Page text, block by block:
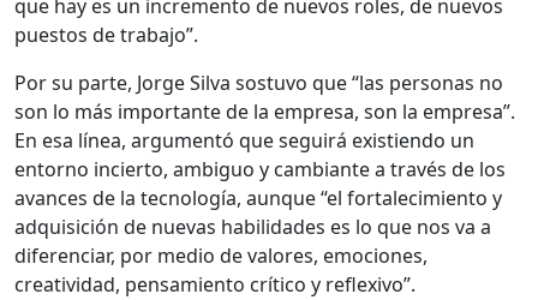
que hay es un incremento de nuevos roles, de nuevos
puestos de trabajo”.
Por su parte, Jorge Silva sostuvo que “las personas no
son lo más importante de la empresa, son la empresa”.
En esa línea, argumentó que seguirá existiendo un
entorno incierto, ambiguo y cambiante a través de los
avances de la tecnología, aunque “el fortalecimiento y
adquisición de nuevas habilidades es lo que nos va a
diferenciar, por medio de valores, emociones,
creatividad, pensamiento crítico y reflexivo”.